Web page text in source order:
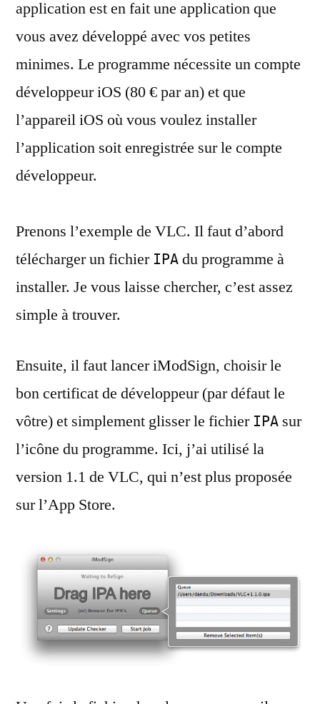
application est en fait une application que
vous avez développé avec vos petites
minimes. Le programme nécessite un compte
développeur iOS (80 € par an) et que
l’appareil iOS où vous voulez installer
l’application soit enregistrée sur le compte
développeur.
Prenons l’exemple de VLC. Il faut d’abord
télécharger un fichier IPA du programme à
installer. Je vous laisse chercher, c’est assez
simple à trouver.
Ensuite, il faut lancer iModSign, choisir le
bon certificat de développeur (par défaut le
vôtre) et simplement glisser le fichier IPA sur
l’icône du programme. Ici, j’ai utilisé la
version 1.1 de VLC, qui n’est plus proposée
sur l’App Store.